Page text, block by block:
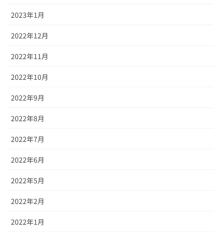
2023年1月
2022年12月
2022年11月
2022年10月
2022年9月
2022年8月
2022年7月
2022年6月
2022年5月
2022年2月
2022年1月